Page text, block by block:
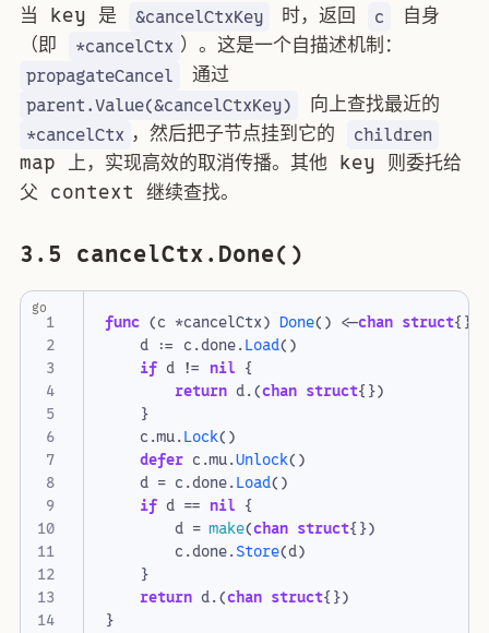
当 key 是 &cancelCtxKey 时，返回 c
自身
（即
*cancelCtx ）。这是一个自描述机制：
propagateCancel 通过
parent.Value(&cancelCtxKey) 向上查找最近的
*cancelCtx ，然后把子节点挂到它的 children
map 上，实现高效的取消传播。其他 key 则委托给
父 context 继续查找。
3.5 cancelCtx.Done()
1
2
4
5
6
7
8
9
10
11
12
14
func (c *cancelCtx) Done() <-chan struct{}
d := c.done.Load()
if d != nil {
return d.(chan struct{})
}
c.mu.Lock()
defer c.mu.Unlock()
d = c.done.Load()
if d == nil {
d = make(chan struct{})
c.done.Store(d)
}
return d.(chan struct{})
}
go